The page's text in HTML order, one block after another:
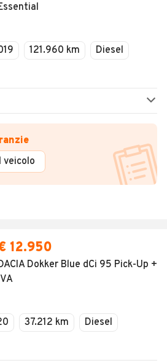
121.960 km
Diesel
veicolo
12.950
Dokker Blue dCi 95 Pick-Up +
37.212 km
Diesel